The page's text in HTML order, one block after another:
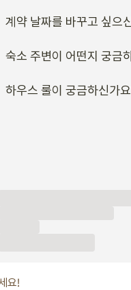
계약 날짜를 바꾸고 싶으
숙소 주변이 어떤지 궁금
하우스 룰이 궁금하신가
요!